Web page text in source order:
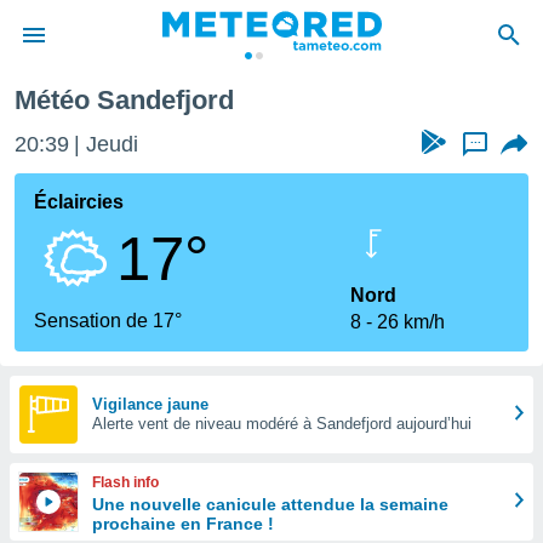
de
Météo Sandefjord
20:39 Jeudi ...
Éclaircies
17°
Sensation de 17°
Nord
8
26 km/h
Vigilance jaune
Alerte vent de niveau modéré à Sandefjord aujourd’hui
Flash info
Une nouvelle canicule attendue la semaine
prochaine en France !